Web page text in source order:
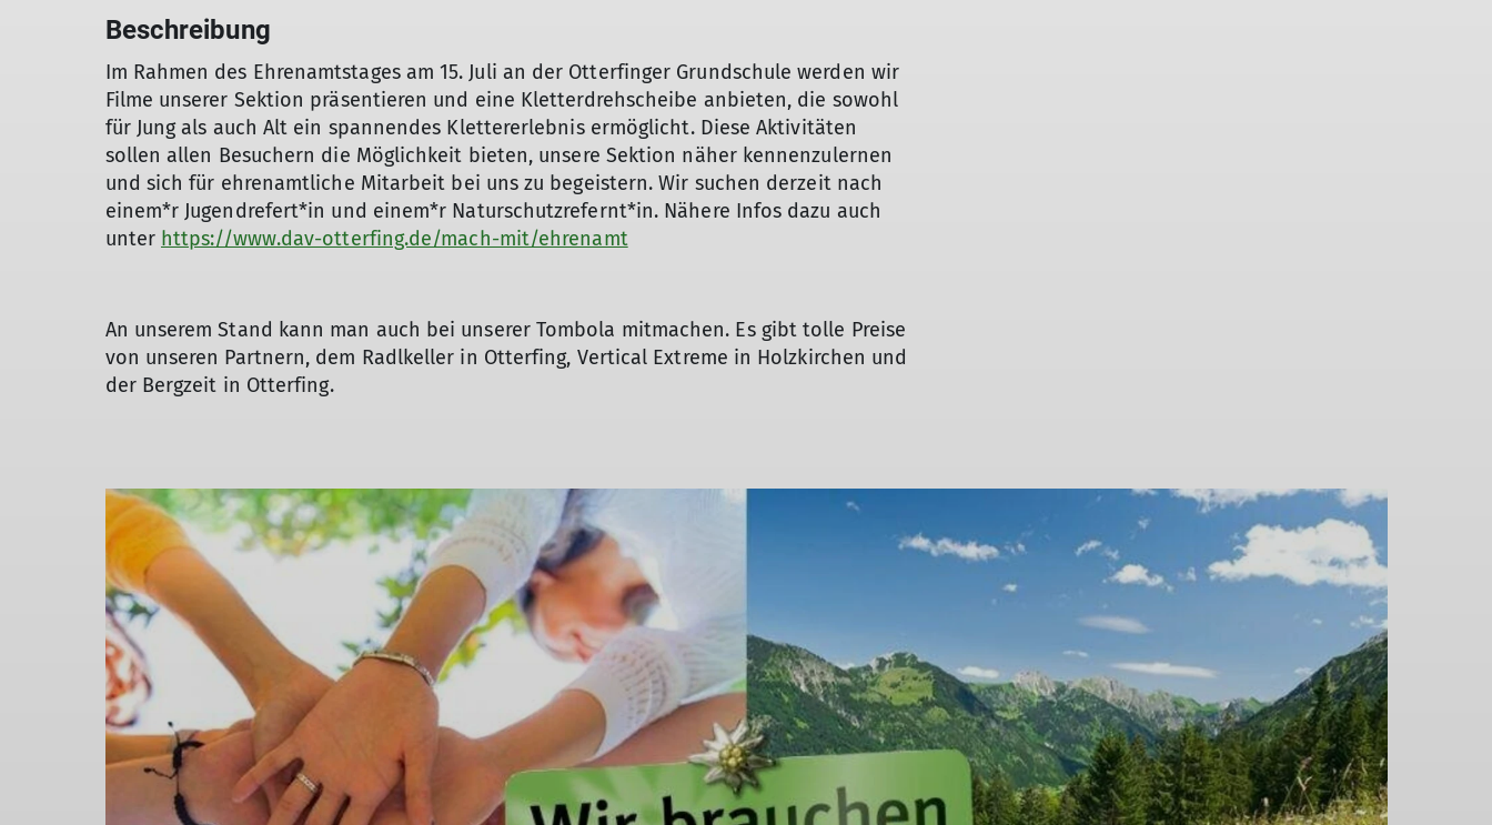
Beschreibung
Im Rahmen des Ehrenamtstages am 15. Juli an der Otterfinger Grundschule werden wir
Filme unserer Sektion präsentieren und eine Kletterdrehscheibe anbieten, die sowohl
für Jung als auch Alt ein spannendes Klettererlebnis ermöglicht. Diese Aktivitäten
sollen allen Besuchern die Möglichkeit bieten, unsere Sektion näher kennenzulernen
und sich für ehrenamtliche Mitarbeit bei uns zu begeistern. Wir suchen derzeit nach
einem*r Jugendrefert*in und einem*r Naturschutzrefernt*in. Nähere Infos dazu auch
unter https://www.dav-otterfing.de/mach-mit/ehrenamt
An unserem Stand kann man auch bei unserer Tombola mitmachen. Es gibt tolle Preise
von unseren Partnern, dem Radlkeller in Otterfing, Vertical Extreme in Holzkirchen und
der Bergzeit in Otterfing.